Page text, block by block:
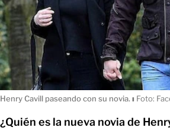
Henry Cavill paseando con su novia. ı Foto:
¿Quién es la nueva novia de